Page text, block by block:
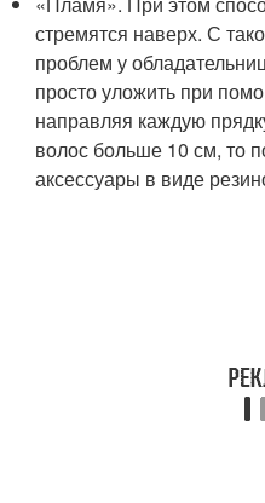
стремятся наверх. С
проблем у
просто уложить при
направляя каждую
волос больше 10 см, то
аксессуары в виде